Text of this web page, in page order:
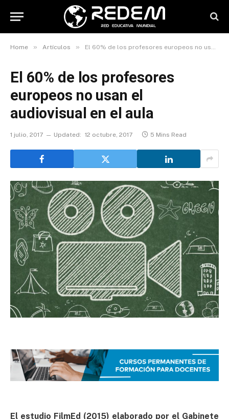
Home » Artículos » El 60% de los profesores europeos no usan el audiovisual en el aula
El 60% de los profesores
europeos no usan el
audiovisual en el aula
1 julio, 2017 Updated: 12 octubre, 2017 5 Mins Read
El estudio FilmEd (2015) elaborado por el Gabinete